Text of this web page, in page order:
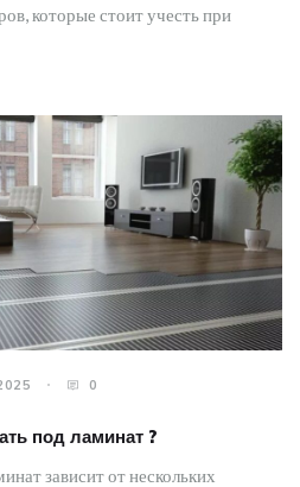
которые стоит учесть при
0
под ламинат ?
зависит от нескольких